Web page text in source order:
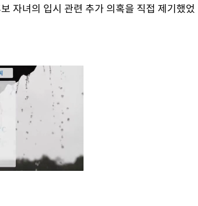
자녀의 입시 관련 추가 의혹을 직접 제기했었